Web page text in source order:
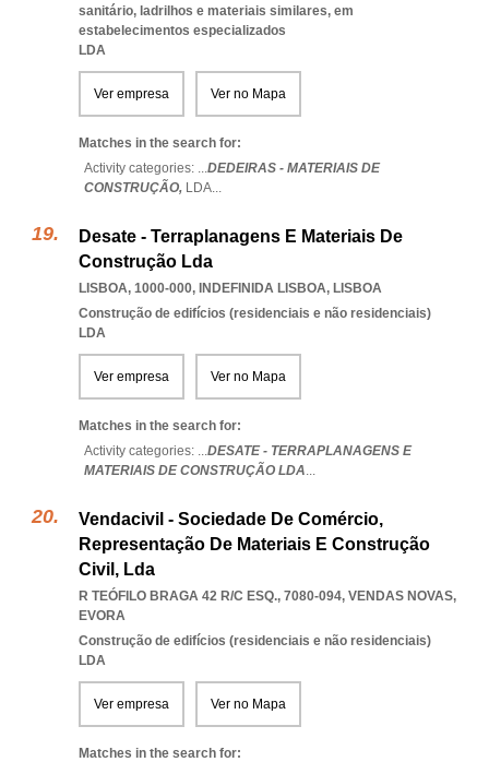
sanitário, ladrilhos e materiais similares, em
estabelecimentos especializados
LDA
Ver empresa Ver no Mapa
Matches in the search for:
Activity categories: ...DEDEIRAS - MATERIAIS DE
CONSTRUÇÃO, LDA...
Desate - Terraplanagens E Materiais De
Construção Lda
LISBOA, 1000-000, INDEFINIDA LISBOA, LISBOA
Construção de edifícios (residenciais e não residenciais)
LDA
Ver empresa Ver no Mapa
Matches in the search for:
Activity categories: ...DESATE - TERRAPLANAGENS E
MATERIAIS DE CONSTRUÇÃO LDA...
Vendacivil - Sociedade De Comércio,
Representação De Materiais E Construção
Civil, Lda
R TEÓFILO BRAGA 42 R/C ESQ., 7080-094, VENDAS NOVAS,
EVORA
Construção de edifícios (residenciais e não residenciais)
LDA
Ver empresa Ver no Mapa
Matches in the search for: